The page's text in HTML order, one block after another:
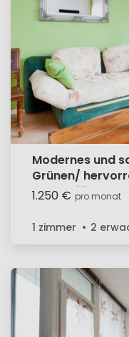
Modernes und
Grünen/
Homeoffice!
1.250 € pro monat
1 zimmer 2